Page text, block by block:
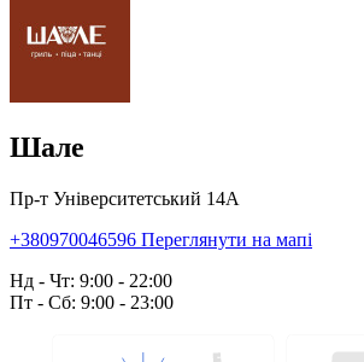
Шале
Пр-т Університетський 14А
+380970046596 Переглянути на мапі
Нд - Чт: 9:00 - 22:00
Пт - Сб: 9:00 - 23:00